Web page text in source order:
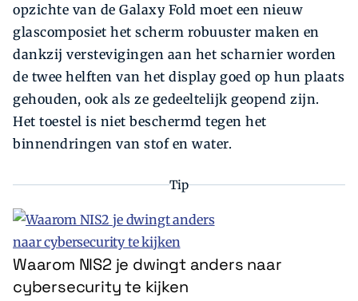
opzichte van de Galaxy Fold moet een nieuw
glascomposiet het scherm robuuster maken en
dankzij verstevigingen aan het scharnier worden
de twee helften van het display goed op hun plaats
gehouden, ook als ze gedeeltelijk geopend zijn.
Het toestel is niet beschermd tegen het
binnendringen van stof en water.
Tip
Waarom NIS2 je dwingt anders naar
cybersecurity te kijken